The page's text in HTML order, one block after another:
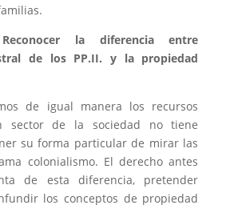
Reconocer la diferencia entre
de los PP.II. y la propiedad
de igual manera los recursos
sector de la sociedad no tiene
su forma particular de mirar las
colonialismo. El derecho antes
de esta diferencia, pretender
los conceptos de propiedad